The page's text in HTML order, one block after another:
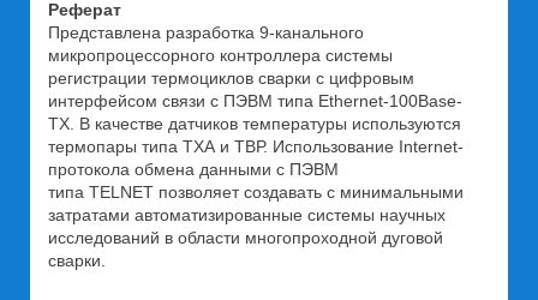
Реферат
Представлена разработка 9-канального
микропроцессорного контроллера системы
регистрации термоциклов сварки с цифровым
интерфейсом связи с ПЭВМ типа Ethernet-100Base-
TX. В качестве датчиков температуры используются
термопары типа ТХА и ТВР. Использование Internet-
протокола обмена данными с ПЭВМ
типа TELNET позволяет создавать с минимальными
затратами автоматизированные системы научных
исследований в области многопроходной дуговой
сварки.